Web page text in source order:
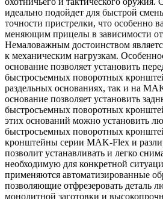
идеально подойдет для быстрой
точности пристрелки, что особенно
меняющим прицелы в зависимости
Немаловажным достоинством
к механическим нагрузкам.
основание позволяет установить
быстросъемных поворотных
раздельных основаниях, так и на
основание позволяет установить
быстросъемных поворотных
этих оснований можно установить
быстросъемных поворотных
кронштейны серии MAK-Flex и
позволит устанавливать и легко
необходимую для конкретной
применяются автоматизированные
позволяющие отфрезеровать деталь
монолитной заготовки и